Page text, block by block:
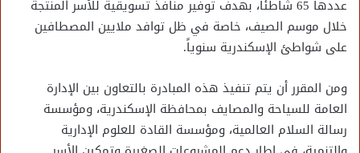
عددها 65 شاطئاً، بهدف توفير منافذ تسويقية للأسر المنتجة
خلال موسم الصيف، خاصة في ظل توافد ملايين المصطافين
على شواطئ الإسكندرية سنوياً.
ومن المقرر أن يتم تنفيذ هذه المبادرة بالتعاون بين الإدارة
العامة للسياحة والمصايف بمحافظة الإسكندرية، ومؤسسة
رسالة السلام العالمية، ومؤسسة القادة للعلوم الإدارية